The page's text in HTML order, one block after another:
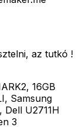
az tutkó !
16GB
Samsung
Dell U2711H
3